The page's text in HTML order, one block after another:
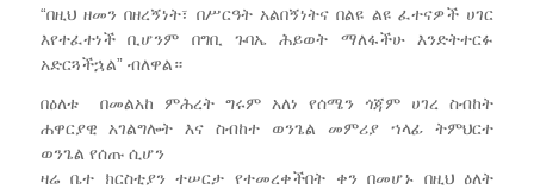
“በዚህ ዘመን በዘረኝነት፣ በሥርዓት አልበኝነትና በልዩ ልዩ ፈተናዎች ሀገር
እየተፈተነች ቢሆንም በግቢ ጉባኤ ሕይወት ማለፋችሁ እንድትተርፉ
አድርጓችኋል” ብለዋል።
በዕለቱ በመልአከ ምሕረት ግሩም አለነ የሰሜን ጎጃም ሀገረ ስብከት
ሐዋርያዊ አገልግሎት እና ስብከተ ወንጌል መምሪያ ኀላፊ ትምህርተ
ወንጌል የሰጡ ሲሆን
ዛሬ ቤተ ክርስቲያን ተሠርታ የተመረቀችበት ቀን በመሆኑ በዚህ ዕለት